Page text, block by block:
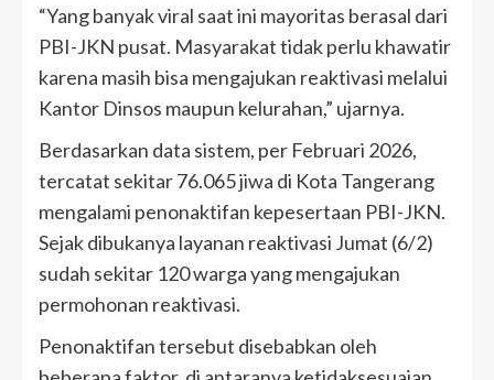
“Yang banyak viral saat ini mayoritas berasal dari
PBI-JKN pusat. Masyarakat tidak perlu khawatir
karena masih bisa mengajukan reaktivasi melalui
Kantor Dinsos maupun kelurahan,” ujarnya.
Berdasarkan data sistem, per Februari 2026,
tercatat sekitar 76.065 jiwa di Kota Tangerang
mengalami penonaktifan kepesertaan PBI-JKN.
Sejak dibukanya layanan reaktivasi Jumat (6/2)
sudah sekitar 120 warga yang mengajukan
permohonan reaktivasi.
Penonaktifan tersebut disebabkan oleh